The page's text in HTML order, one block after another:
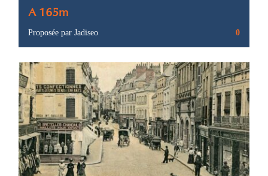
A 165m
Proposée par Jadiseo 0